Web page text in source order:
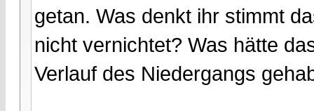
getan. Was denkt ihr stimmt
nicht vernichtet? Was hätte
Verlauf des Niedergangs